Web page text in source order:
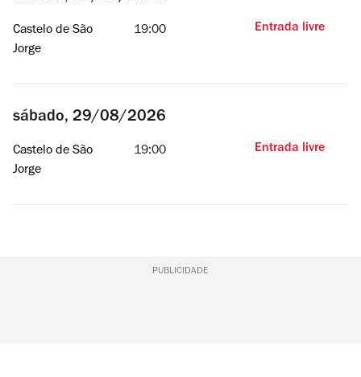
Castelo de São
Jorge
19:00 Entrada livre
sábado, 29/08/2026
Castelo de São
Jorge
19:00 Entrada livre
PUBLICIDADE